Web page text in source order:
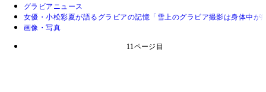
グラビアニュース
女優・小松彩夏が語るグラビアの記憶「雪上のグラビア撮影は身体中
画像・写真
11ページ目